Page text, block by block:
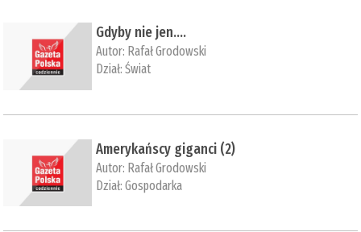
Gdyby nie jen….
Autor: Rafał Grodowski
Dział:Świat
Amerykańscy giganci (2)
Autor: Rafał Grodowski
Dział:Gospodarka